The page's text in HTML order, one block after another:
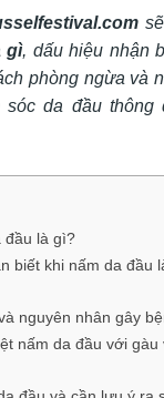
gì, dấu hiệu nhận
phòng ngừa và
sóc da đầu
đầu là gì?
biết khi nấm da đầu
nguyên nhân gây
nấm da đầu với gàu